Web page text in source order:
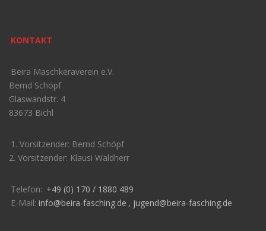
KONTAKT
Beira Maschkeraverein e.V.
Bernd Schöpf
Glaswandstr. 4
83673 Bichl
1. Vorsitzender: Bernd Schöpf
2. Vorsitzender: Klausi Waldherr
Telefon: +49 (0) 170 / 1880 489
E-Mail: info@beira-fasching.de , jugend@beira-fasching.de